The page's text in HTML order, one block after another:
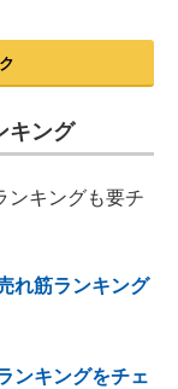
キング
キングも要チ
れ筋ランキング
ンキングをチェ